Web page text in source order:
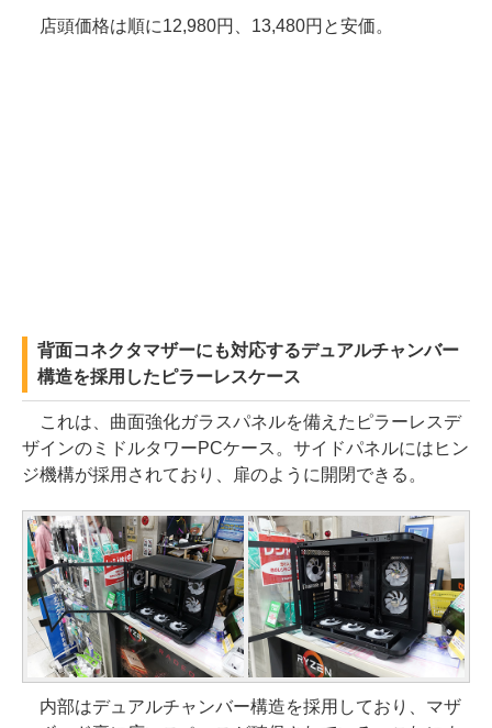
店頭価格は順に12,980円、13,480円と安価。
背面コネクタマザーにも対応するデュアルチャンバー
構造を採用したピラーレスケース
これは、曲面強化ガラスパネルを備えたピラーレスデ
ザインのミドルタワーPCケース。サイドパネルにはヒン
ジ機構が採用されており、扉のように開閉できる。
内部はデュアルチャンバー構造を採用しており、マザ